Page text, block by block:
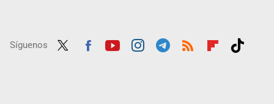
Síguenos